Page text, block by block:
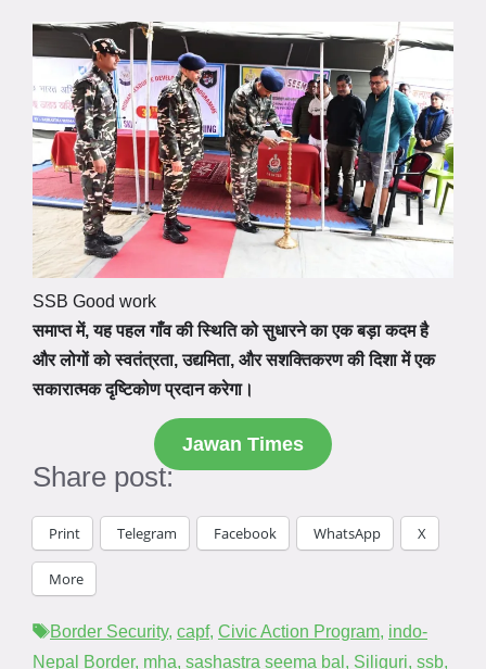
SSB Good work
समाप्त में, यह पहल गाँव की स्थिति को सुधारने का एक बड़ा कदम है
और लोगों को स्वतंत्रता, उद्यमिता, और सशक्तिकरण की दिशा में एक
सकारात्मक दृष्टिकोण प्रदान करेगा।
Jawan Times
Share post:
Print Telegram Facebook WhatsApp X
More
Tags
Border Security, capf, Civic Action Program, indo-
Nepal Border, mha, sashastra seema bal , Siliguri, ssb,